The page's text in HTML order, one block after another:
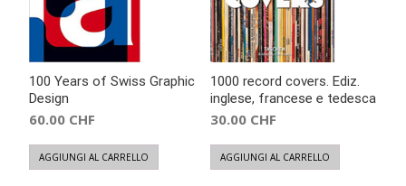
100 Years of Swiss Graphic
Design
60.00 CHF
AGGIUNGI AL CARRELLO
1000 record covers. Ediz.
inglese, francese e tedesca
30.00 CHF
AGGIUNGI AL CARRELLO